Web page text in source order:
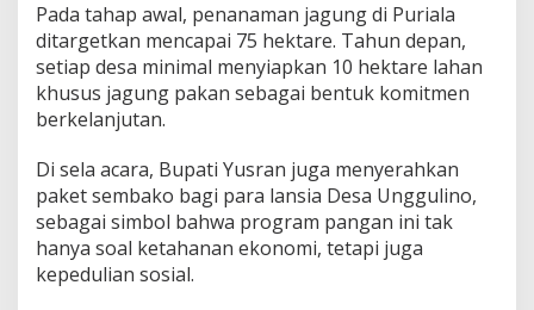
Pada tahap awal, penanaman jagung di Puriala
ditargetkan mencapai 75 hektare. Tahun depan,
setiap desa minimal menyiapkan 10 hektare lahan
khusus jagung pakan sebagai bentuk komitmen
berkelanjutan.
Di sela acara, Bupati Yusran juga menyerahkan
paket sembako bagi para lansia Desa Unggulino,
sebagai simbol bahwa program pangan ini tak
hanya soal ketahanan ekonomi, tetapi juga
kepedulian sosial.